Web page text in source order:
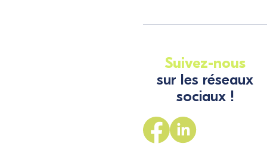
Suivez-nous
sur les réseaux
sociaux !